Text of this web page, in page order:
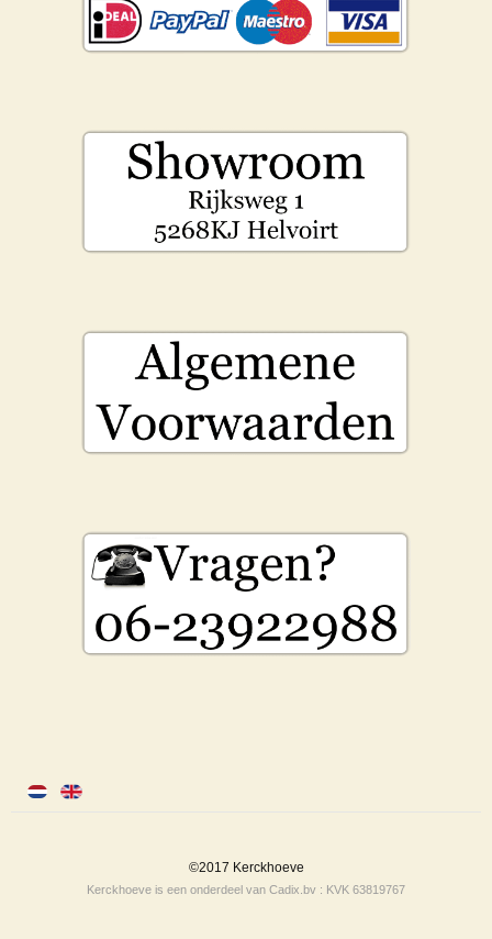
©2017 Kerckhoeve
Kerckhoeve is een onderdeel van Cadix.bv : KVK 63819767